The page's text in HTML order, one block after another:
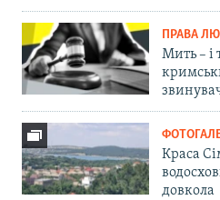
ПРАВА
Мить – і
Краса
довкола